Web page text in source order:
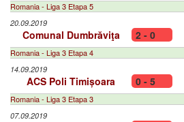
Romania - Liga 3 Etapa 5
20.09.2019
Comunal Dumbrăviţa 2 - 0
Romania - Liga 3 Etapa 4
14.09.2019
ACS Poli Timișoara 0 - 5
Romania - Liga 3 Etapa 3
07.09.2019